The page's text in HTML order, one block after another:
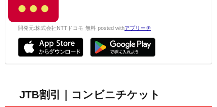
開発元:株式会社NTTドコモ 無料 posted withアプリーチ
JTB割引｜コンビニチケット